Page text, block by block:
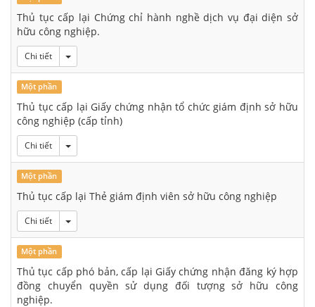
Thủ tục cấp lại Chứng chỉ hành nghề dịch vụ đại diện sở
hữu công nghiệp.
Chi tiết Toggle Dropdown
Một phần
Thủ tục cấp lại Giấy chứng nhận tổ chức giám định sở hữu
công nghiệp (cấp tỉnh)
Chi tiết Toggle Dropdown
Một phần
Thủ tục cấp lại Thẻ giám định viên sở hữu công nghiệp
Chi tiết Toggle Dropdown
Một phần
Thủ tục cấp phó bản, cấp lại Giấy chứng nhận đăng ký hợp
đồng chuyển quyền sử dụng đối tượng sở hữu công
nghiệp.